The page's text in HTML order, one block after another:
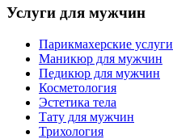
Услуги для мужчин
Парикмахерские услуги
Маникюр для мужчин
Педикюр для мужчин
Косметология
Эстетика тела
Тату для мужчин
Трихология